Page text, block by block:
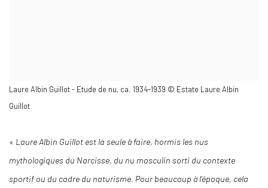
Laure Albin Guillot - Etude de nu, ca. 1934-1939 © Estate Laure Albin
Guillot
« Laure Albin Guillot est la seule à faire, hormis les nus
mythologiques du Narcisse, du nu masculin sorti du contexte
sportif ou du cadre du naturisme. Pour beaucoup à l’époque, cela